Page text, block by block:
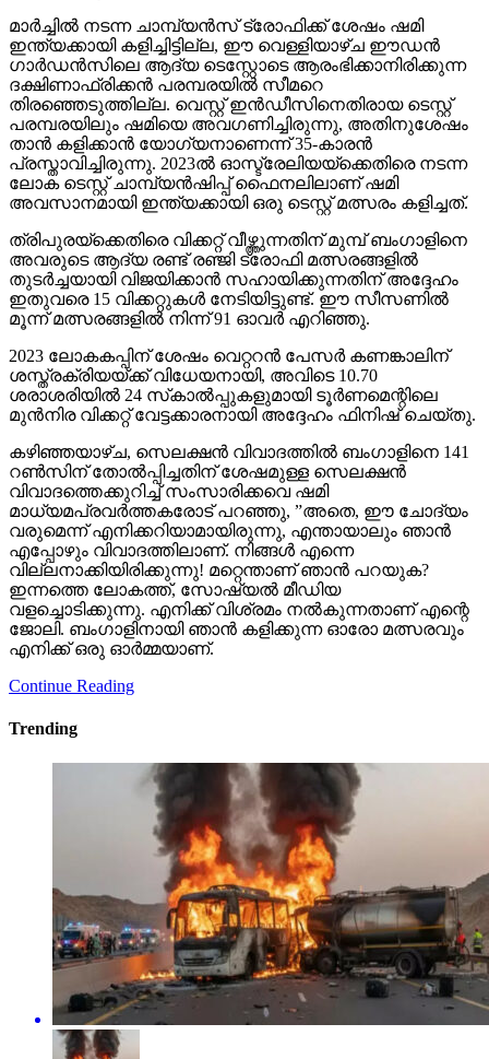
മാര്‍ച്ചില്‍ നടന്ന ചാമ്പ്യന്‍സ് ട്രോഫിക്ക് ശേഷം ഷമി
ഇന്ത്യക്കായി കളിച്ചിട്ടില്ല, ഈ വെള്ളിയാഴ്ച ഈഡന്‍
ഗാര്‍ഡന്‍സിലെ ആദ്യ ടെസ്റ്റോടെ ആരംഭിക്കാനിരിക്കുന്ന
ദക്ഷിണാഫ്രിക്കന്‍ പരമ്പരയില്‍ സീമറെ
തിരഞ്ഞെടുത്തില്ല. വെസ്റ്റ് ഇന്‍ഡീസിനെതിരായ ടെസ്റ്റ്
പരമ്പരയിലും ഷമിയെ അവഗണിച്ചിരുന്നു, അതിനുശേഷം
താന്‍ കളിക്കാന്‍ യോഗ്യനാണെന്ന് 35-കാരന്‍
പ്രസ്താവിച്ചിരുന്നു. 2023ല്‍ ഓസ്ട്രേലിയയ്ക്കെതിരെ നടന്ന
ലോക ടെസ്റ്റ് ചാമ്പ്യന്‍ഷിപ്പ് ഫൈനലിലാണ് ഷമി
അവസാനമായി ഇന്ത്യക്കായി ഒരു ടെസ്റ്റ് മത്സരം കളിച്ചത്.
ത്രിപുരയ്ക്കെതിരെ വിക്കറ്റ് വീഴ്ത്തുന്നതിന് മുമ്പ് ബംഗാളിനെ
അവരുടെ ആദ്യ രണ്ട് രഞ്ജി ട്രോഫി മത്സരങ്ങളില്‍
തുടര്‍ച്ചയായി വിജയിക്കാന്‍ സഹായിക്കുന്നതിന് അദ്ദേഹം
ഇതുവരെ 15 വിക്കറ്റുകള്‍ നേടിയിട്ടുണ്ട്. ഈ സീസണില്‍
മൂന്ന് മത്സരങ്ങളില്‍ നിന്ന് 91 ഓവര്‍ എറിഞ്ഞു.
2023 ലോകകപ്പിന് ശേഷം വെറ്ററന്‍ പേസര്‍ കണങ്കാലിന്
ശസ്ത്രക്രിയയ്ക്ക് വിധേയനായി, അവിടെ 10.70
ശരാശരിയില്‍ 24 സ്‌കാല്‍പ്പുകളുമായി ടൂര്‍ണമെന്റിലെ
മുന്‍നിര വിക്കറ്റ് വേട്ടക്കാരനായി അദ്ദേഹം ഫിനിഷ് ചെയ്തു.
കഴിഞ്ഞയാഴ്ച, സെലക്ഷന്‍ വിവാദത്തില്‍ ബംഗാളിനെ 141
റണ്‍സിന് തോല്‍പ്പിച്ചതിന് ശേഷമുള്ള സെലക്ഷന്‍
വിവാദത്തെക്കുറിച്ച് സംസാരിക്കവെ ഷമി
മാധ്യമപ്രവര്‍ത്തകരോട് പറഞ്ഞു, ”അതെ, ഈ ചോദ്യം
വരുമെന്ന് എനിക്കറിയാമായിരുന്നു, എന്തായാലും ഞാന്‍
എപ്പോഴും വിവാദത്തിലാണ്. നിങ്ങള്‍ എന്നെ
വില്ലനാക്കിയിരിക്കുന്നു! മറ്റെന്താണ് ഞാന്‍ പറയുക?
ഇന്നത്തെ ലോകത്ത്, സോഷ്യല്‍ മീഡിയ
വളച്ചൊടിക്കുന്നു. എനിക്ക് വിശ്രമം നല്‍കുന്നതാണ് എന്റെ
ജോലി. ബംഗാളിനായി ഞാന്‍ കളിക്കുന്ന ഓരോ മത്സരവും
എനിക്ക് ഒരു ഓര്‍മ്മയാണ്.
Continue Reading
Trending